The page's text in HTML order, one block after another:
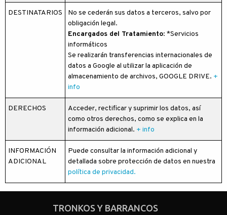
DESTINATARIOS
No se cederán sus datos a terceros, salvo por
obligación legal.
Encargados del Tratamiento: *Servicios
informáticos
Se realizarán transferencias internacionales de
datos a Google al utilizar la aplicación de
almacenamiento de archivos, GOOGLE DRIVE. +
info
DERECHOS
Acceder, rectificar y suprimir los datos, así
como otros derechos, como se explica en la
información adicional. + info
INFORMACIÓN
ADICIONAL
Puede consultar la información adicional y
detallada sobre protección de datos en nuestra
política de privacidad.
TRONKOS Y BARRANCOS